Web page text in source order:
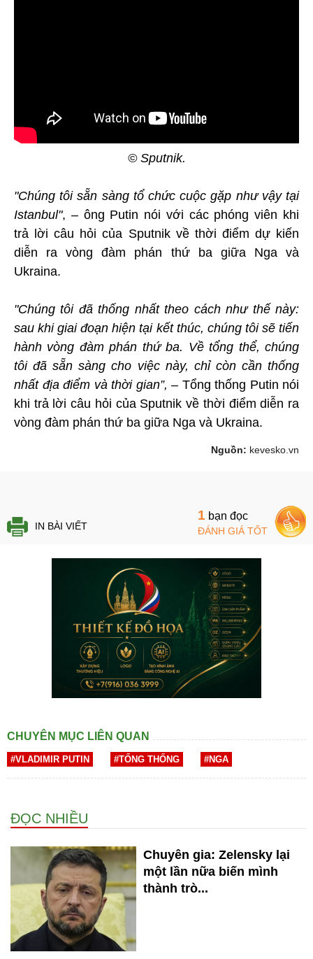
© Sputnik.
"Chúng tôi sẵn sàng tổ chức cuộc gặp như vậy tại
Istanbul", – ông Putin nói với các phóng viên khi
trả lời câu hỏi của Sputnik về thời điểm dự kiến
diễn ra vòng đàm phán thứ ba giữa Nga và
Ukraina.
"Chúng tôi đã thống nhất theo cách như thế này:
sau khi giai đoạn hiện tại kết thúc, chúng tôi sẽ tiến
hành vòng đàm phán thứ ba. Về tổng thể, chúng
tôi đã sẵn sàng cho việc này, chỉ còn cần thống
nhất địa điểm và thời gian”, – Tổng thống Putin nói
khi trả lời câu hỏi của Sputnik về thời điểm diễn ra
vòng đàm phán thứ ba giữa Nga và Ukraina.
Nguồn: kevesko.vn
IN BÀI VIẾT
1 bạn đọc
ĐÁNH GIÁ TỐT
CHUYÊN MỤC LIÊN QUAN
#VLADIMIR PUTIN #TỔNG THỐNG #NGA
ĐỌC NHIỀU
Chuyên gia: Zelensky lại
một lần nữa biến mình
thành trò...